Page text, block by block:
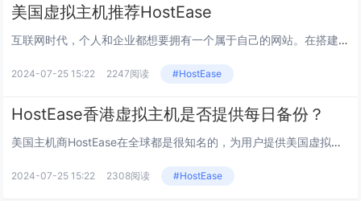
美国虚拟主机推荐HostEase
互联网时代，个人和企业都想要拥有一个属于自己的网站。在搭建网站之前，最主要的是拥有一个适合的主机。在众多的主机服务之中，...
2024-07-25 15:22 2247阅读 #HostEase
HostEase香港虚拟主机是否提供每日备份？
美国主机商HostEase在全球都是很知名的，为用户提供美国虚拟主机/香港虚拟主机和香港服务器租用等主机业务，深受国内用...
2024-07-25 15:22 2308阅读 #HostEase